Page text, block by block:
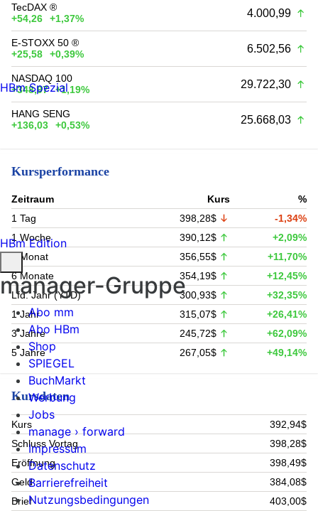
TecDAX ®
+54,26
+1,37% 4.000,99
E-STOXX 50 ®
+25,58
+0,39% 6.502,56
NASDAQ 100
+348,97
+1,19% 29.722,30
HANG SENG
+136,03
+0,53% 25.668,03
Kursperformance
Zeitraum Kurs
%
1 Tag
398,28$
-1,34%
1 Woche
390,12$
+2,09%
1 Monat
356,55$
+11,70%
6 Monate
354,19$
+12,45%
Lfd. Jahr (YTD)
300,93$
+32,35%
1 Jahr
315,07$
+26,41%
3 Jahre
245,72$
+62,09%
5 Jahre
267,05$ +49,14%
Kursdaten
Kurs
392,94$
Schluss Vortag
398,28$
Eröffnung
398,49$
Geld
384,08$
Brief
403,00$
HBm Spezial
HBm Edition
manager-Gruppe
Abo mm
Abo HBm
Shop
SPIEGEL
BuchMarkt
Werbung
Jobs
manage › forward
Impressum
Datenschutz
Barrierefreiheit
Nutzungsbedingungen